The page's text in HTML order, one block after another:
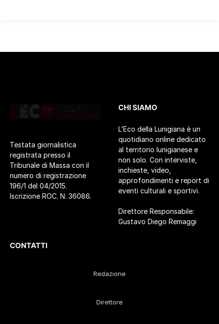
Testata giornalistica
registrata presso il
Tribunale di Massa con il
numero di registrazione
196/1 del 04/2015.
Iscrizione ROC. N. 36086.
CHI SIAMO
L’Eco della Lunigiana è un
quotidiano online dedicato
al territorio lunigianese e
non solo. Con interviste,
inchieste, video,
approfondimenti e report di
eventi culturali e sportivi.
Direttore Responsabile:
Gustavo Diego Remaggi
CONTATTI
Redazione
Direttore